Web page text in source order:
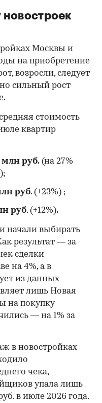
новостроек
Москвы и
на приобретение
возросли, следует
сильный рост
стоимость
квартир
млн руб. (на 27%
руб. (+23%) ;
руб. (+12%).
начали выбирать
результат — за
сделки
на 4%, а в
из данных
лишь Новая
на покупку
— на 1% за
в новостройках
чека,
упала лишь
в июле 2026 года.